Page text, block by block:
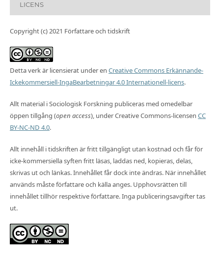
LICENS
Copyright (c) 2021 Författare och tidskrift
Detta verk är licensierat under en Creative Commons Erkännande-
Ickekommersiell-IngaBearbetningar 4.0 Internationell-licens.
Allt material i Sociologisk Forskning publiceras med omedelbar
öppen tillgång (open access), under Creative Commons-licensen CC
BY-NC-ND 4.0.
Allt innehåll i tidskriften är fritt tillgängligt utan kostnad och får för
icke-kommersiella syften fritt läsas, laddas ned, kopieras, delas,
skrivas ut och länkas. Innehållet får dock inte ändras. När innehållet
används måste författare och källa anges. Upphovsrätten till
innehållet tillhör respektive författare. Inga publiceringsavgifter tas
ut.